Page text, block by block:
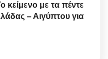
κείμενο με τα πέντε
– Αιγύπτου για